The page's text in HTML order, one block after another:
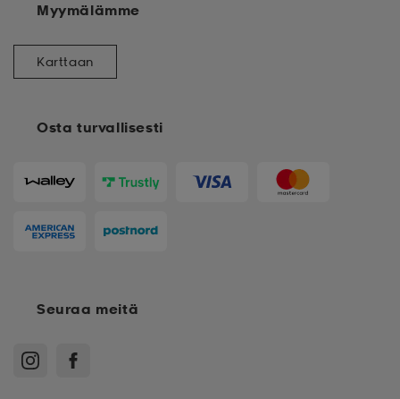
Osta turvallisesti
Myymälämme
Karttaan
Seuraa meitä